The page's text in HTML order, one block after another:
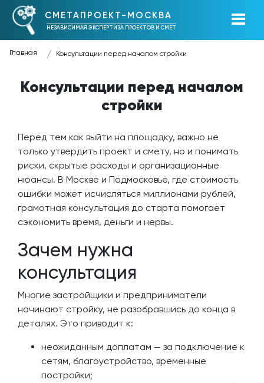
СМЕТАПРОЕКТ-МОСКВА
НЕЗАВИСИМАЯ ЭКСПЕРТИЗА ПРОЕКТОВ И СМЕТ
Главная Консультации перед началом стройки
Консультации перед началом
стройки
Перед тем как выйти на площадку, важно не
только утвердить проект и смету, но и понимать
риски, скрытые расходы и организационные
нюансы. В Москве и Подмосковье, где стоимость
ошибки может исчисляться миллионами рублей,
грамотная консультация до старта помогает
сэкономить время, деньги и нервы.
Зачем нужна
консультация
Многие застройщики и предприниматели
начинают стройку, не разобравшись до конца в
деталях. Это приводит к:
неожиданным доплатам — за подключение к
сетям, благоустройство, временные
постройки;